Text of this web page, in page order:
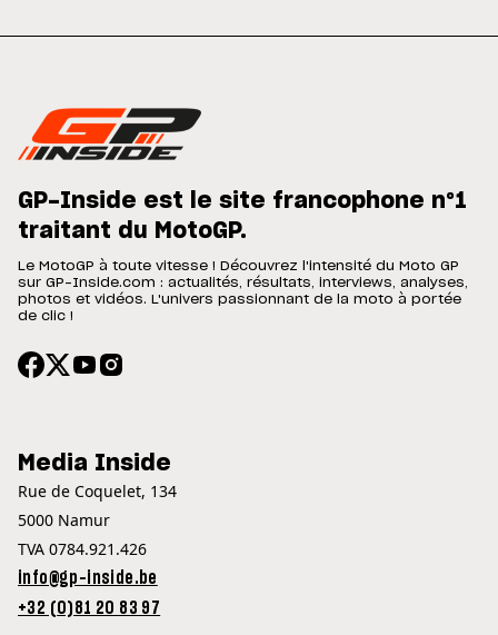
GP-Inside est le site francophone n°1
traitant du MotoGP.
Le MotoGP à toute vitesse ! Découvrez l'intensité du Moto GP
sur GP-Inside.com : actualités, résultats, interviews, analyses,
photos et vidéos. L'univers passionnant de la moto à portée
de clic !
Media Inside
Rue de Coquelet, 134
5000 Namur
TVA 0784.921.426
info@gp-inside.be
+32 (0)81 20 83 97